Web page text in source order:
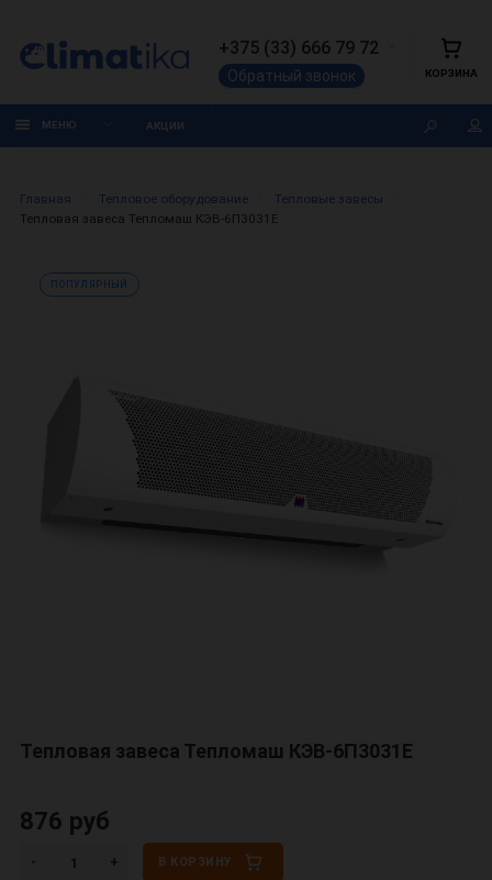
+375 (33) 666 79 72
Обратный звонок КОРЗИНА
МЕНЮ АКЦИИ
Главная Тепловое оборудование
Тепловые завесы
Тепловая завеса Тепломаш КЭВ-6П3031E
ПОПУЛЯРНЫЙ
Тепловая завеса Тепломаш КЭВ-6П3031E
876 руб
В КОРЗИНУ